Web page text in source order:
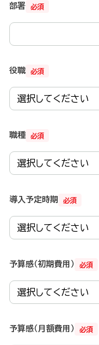
必須
部署
必須
役職
必須
職種
必須
導入予定時期
必須
予算感（初期費用）
必須
予算感（月額費用）